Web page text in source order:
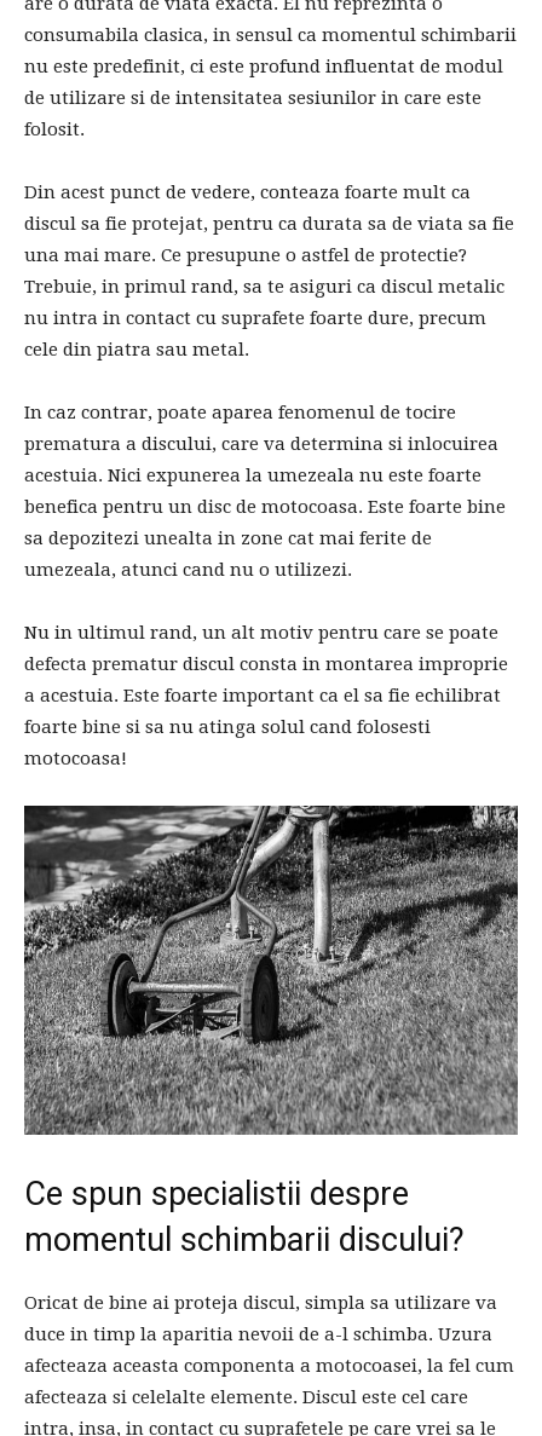
consumabila clasica, in sensul ca momentul schimbarii
nu este predefinit, ci este profund influentat de modul
de utilizare si de intensitatea sesiunilor in care este
folosit.
Din acest punct de vedere, conteaza foarte mult ca
discul sa fie protejat, pentru ca durata sa de viata sa fie
una mai mare. Ce presupune o astfel de protectie?
Trebuie, in primul rand, sa te asiguri ca discul metalic
nu intra in contact cu suprafete foarte dure, precum
cele din piatra sau metal.
In caz contrar, poate aparea fenomenul de tocire
prematura a discului, care va determina si inlocuirea
acestuia. Nici expunerea la umezeala nu este foarte
benefica pentru un disc de motocoasa. Este foarte bine
sa depozitezi unealta in zone cat mai ferite de
umezeala, atunci cand nu o utilizezi.
Nu in ultimul rand, un alt motiv pentru care se poate
defecta prematur discul consta in montarea improprie
a acestuia. Este foarte important ca el sa fie echilibrat
foarte bine si sa nu atinga solul cand folosesti
motocoasa!
Ce spun specialistii despre
momentul schimbarii discului?
Oricat de bine ai proteja discul, simpla sa utilizare va
duce in timp la aparitia nevoii de a-l schimba. Uzura
afecteaza aceasta componenta a motocoasei, la fel cum
afecteaza si celelalte elemente. Discul este cel care
intra, insa, in contact cu suprafetele pe care vrei sa le